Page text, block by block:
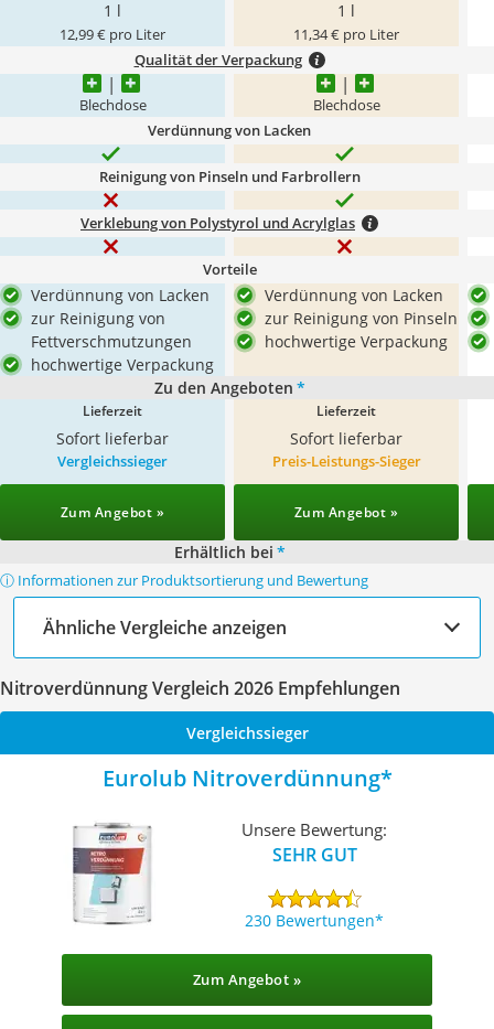
1 l
12,99 € pro Liter
1 l
11,34 € pro Liter
Qualität der Verpackung
Blechdose Blechdose
Verdünnung von Lacken
Reinigung von Pinseln und Farbrollern
Verklebung von Polystyrol und Acrylglas
Vorteile
Verdünnung von Lacken
zur Reinigung von
Fettverschmutzungen
hochwertige Verpackung
Verdünnung von Lacken
zur Reinigung von Pinseln
hochwertige Verpackung
Zu den Angeboten *
Lieferzeit
Sofort lieferbar
Lieferzeit
Sofort lieferbar
Vergleichssieger
Zum Angebot »
Preis-Leistungs-Sieger
Zum Angebot »
Erhältlich bei *
ⓘ Informationen zur Produktsortierung und Bewertung
Ähnliche Vergleiche anzeigen
Nitroverdünnung Vergleich 2026 Empfehlungen
Vergleichssieger
Eurolub Nitroverdünnung
Unsere Bewertung:
SEHR GUT
230 Bewertungen
Zum Angebot »